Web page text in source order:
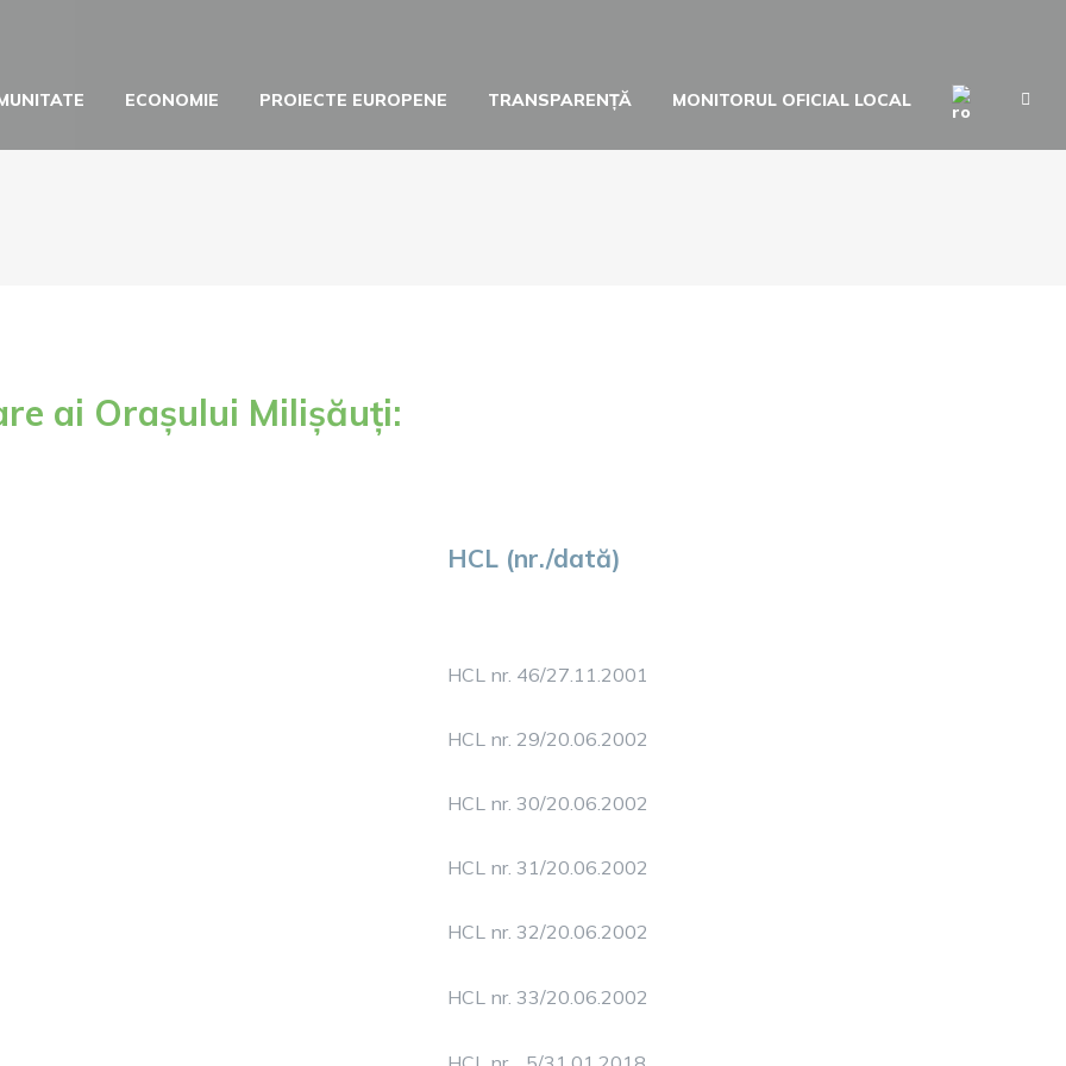
ECONOMIE PROIECTE EUROPENE TRANSPARENȚĂ MONITORUL OFICIAL LOCAL
ai Orașului Milișăuți:
HCL (nr./dată)
HCL nr. 46/27.11.2001
HCL nr. 29/20.06.2002
HCL nr. 30/20.06.2002
HCL nr. 31/20.06.2002
HCL nr. 32/20.06.2002
HCL nr. 33/20.06.2002